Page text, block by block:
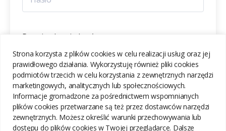
Strona korzysta z plików cookies w celu realizacji usług oraz jej
prawidłowego działania. Wykorzystuję również pliki cookies
podmiotów trzecich w celu korzystania z zewnętrznych narzędzi
marketingowych, analitycznych lub społecznościowych.
Informacje gromadzone za pośrednictwem wspomnianych
plików cookies przetwarzane są też przez dostawców narzędzi
zewnętrznych. Możesz określić warunki przechowywania lub
dostępu do plików cookies w Twojej przeglądarce. Dalsze
Potwierdzenie hasła
ZAREJESTRUJ SIĘ